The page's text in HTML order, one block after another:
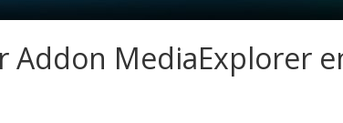
Addon MediaExplorer